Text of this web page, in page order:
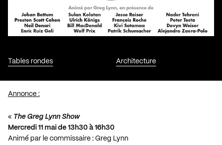
Tables rondes Architecture
Annonce :
« The Greg Lynn Show
Mercredi 11 mai de 13h30 à 16h30
Animé par le commissaire : Greg Lynn